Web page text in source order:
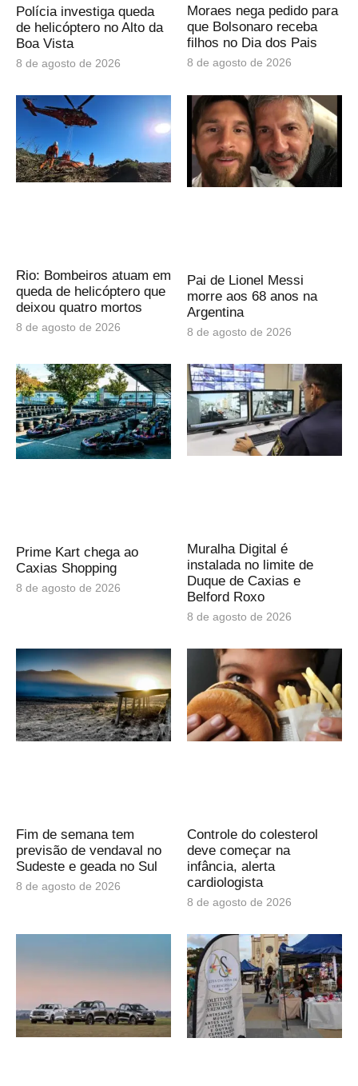
Polícia investiga queda
de helicóptero no Alto da
Boa Vista
8 de agosto de 2026
Moraes nega pedido para
que Bolsonaro receba
filhos no Dia dos Pais
8 de agosto de 2026
Rio: Bombeiros atuam em
queda de helicóptero que
deixou quatro mortos
8 de agosto de 2026
Pai de Lionel Messi
morre aos 68 anos na
Argentina
8 de agosto de 2026
Prime Kart chega ao
Caxias Shopping
8 de agosto de 2026
Muralha Digital é
instalada no limite de
Duque de Caxias e
Belford Roxo
8 de agosto de 2026
Fim de semana tem
previsão de vendaval no
Sudeste e geada no Sul
8 de agosto de 2026
Controle do colesterol
deve começar na
infância, alerta
cardiologista
8 de agosto de 2026